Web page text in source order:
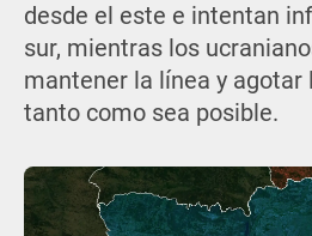
desde el este e intentan
sur, mientras los
mantener la línea y agotar
tanto como sea posible.